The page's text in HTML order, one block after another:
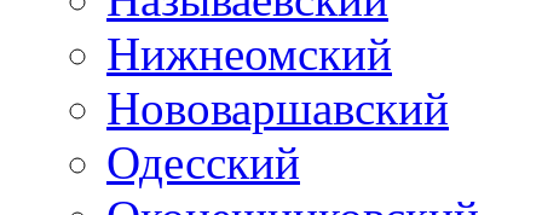
Нижнеомский
Нововаршавский
Одесский